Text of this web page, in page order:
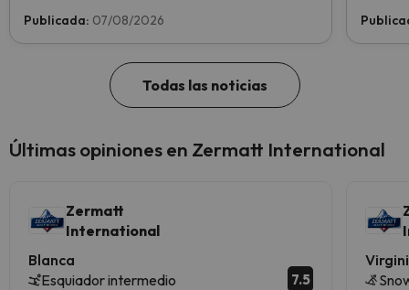
¡Vota ahora y ayúdanos a alcanzar la cima!
Publicada: 07/08/2026
Todas las noticias
Últimas opiniones en Zermatt International
Zermatt
International
Blanca
Esquiador intermedio
7.5